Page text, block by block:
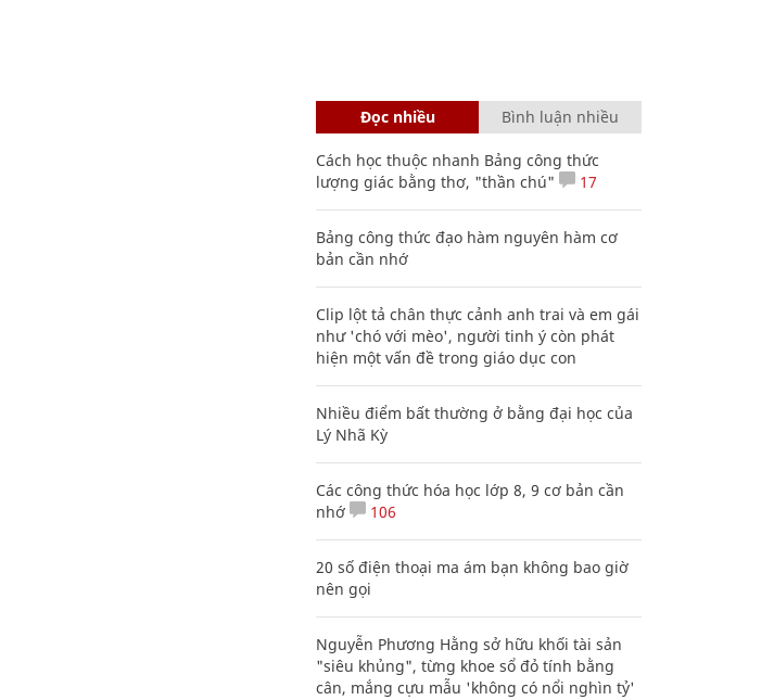
Đọc nhiều Bình luận nhiều
Cách học thuộc nhanh Bảng công thức
lượng giác bằng thơ, "thần chú"
17
Bảng công thức đạo hàm nguyên hàm cơ
bản cần nhớ
Clip lột tả chân thực cảnh anh trai và em gái
như 'chó với mèo', người tinh ý còn phát
hiện một vấn đề trong giáo dục con
Nhiều điểm bất thường ở bằng đại học của
Lý Nhã Kỳ
Các công thức hóa học lớp 8, 9 cơ bản cần
nhớ
106
20 số điện thoại ma ám bạn không bao giờ
nên gọi
Nguyễn Phương Hằng sở hữu khối tài sản
"siêu khủng", từng khoe sổ đỏ tính bằng
cân, mắng cựu mẫu 'không có nổi nghìn tỷ'